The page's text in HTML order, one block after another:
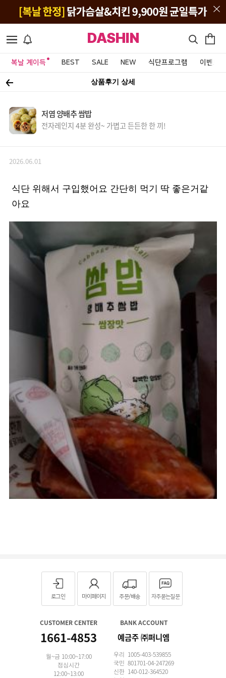
DASHIN
복날 계이득 BEST SALE NEW 식단프로그램 이벤트&
상품후기 상세
저염 양배추 쌈밥
전자레인지 4분 완성~ 가볍고 든든한 한 끼!
2026.06.01
식단 위해서 구입했어요 간단히 먹기 딱 좋은거같
아요
로그인 마이페이지 주문/배송 자주묻는질문
CUSTOMER CENTER
1661-4853
월~금 10:00~17:00
점심시간
12:00~13:00
BANK ACCOUNT
예금주 ㈜퍼니엠
우리 1005-403-539855
국민 801701-04-247269
신한 140-012-364520